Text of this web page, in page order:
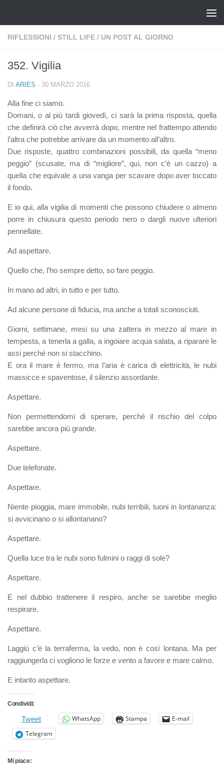
RIFLESSIONI / STILL LIFE / UN POST AL GIORNO
352. Vigilia
DI ARIES · 30 MARZO 2016
Alla fine ci siamo.
Domani, o al più tardi giovedì, ci sarà la prima risposta, quella
che definirà ciò che avverrà dopo, mentre nel frattempo attendo
l’altra che potrebbe arrivare da un momento all’altro.
Due risposte, quattro combinazioni possibili, da quella “meno
peggio” (scusate, ma di “migliore”, qui, non c’è un cazzo) a
quella che equivale a una vanga per scavare dopo aver toccato
il fondo.
E io qui, alla vigilia di momenti che possono chiudere o almeno
porre in chiusura questo periodo nero o dargli nuove ulteriori
pennellate.
Ad aspettare.
Quello che, l’ho sempre detto, so fare peggio.
In mano ad altri, in tutto e per tutto.
Ad alcune persone di fiducia, ma anche a totali sconosciuti.
Giorni, settimane, mesi su una zattera in mezzo al mare in
tempesta, a tenerla a galla, a ingoiare acqua salata, a riparare le
assi perché non si stacchino.
E ora il mare è fermo, ma l’aria è carica di elettricità, le nubi
massicce e spaventose, il silenzio assordante.
Aspettare.
Non permettendomi di sperare, perché il rischio del colpo
sarebbe ancora più grande.
Aspettare.
Due telefonate.
Aspettare.
Niente pioggia, mare immobile, nubi terribili, tuoni in lontananza:
si avvicinano o si allontanano?
Aspettare.
Quella luce tra le nubi sono fulmini o raggi di sole?
Aspettare.
E nel dubbio trattenere il respiro, anche se sarebbe meglio
respirare.
Aspettare.
Laggiù c’è la terraferma, la vedo, non è così lontana. Ma per
raggiungerla ci vogliono le forze e vento a favore e mare calmo.
E intanto aspettare.
Condividi:
Tweet WhatsApp Stampa
E-mail
Telegram
Mi piace: